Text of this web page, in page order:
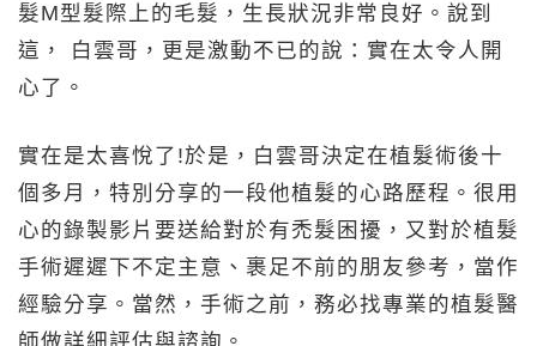
髮M型髮際上的毛髮，生長狀況非常良好。說到
這， 白雲哥，更是激動不已的說：實在太令人開
心了。
實在是太喜悅了!於是，白雲哥決定在植髮術後十
個多月，特別分享的一段他植髮的心路歷程。很用
心的錄製影片要送給對於有禿髮困擾，又對於植髮
手術遲遲下不定主意、裹足不前的朋友參考，當作
經驗分享。當然，手術之前，務必找專業的植髮醫